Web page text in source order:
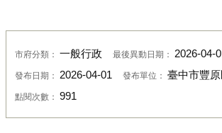
市府分類： 一般行政 最後異動日期： 2026-04-
發布日期： 2026-04-01 發布單位： 臺中市豐
點閱次數： 991